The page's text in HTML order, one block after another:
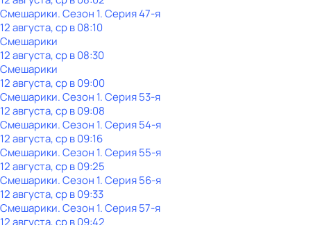
Смешарики. Сезон 1. Серия 47-я
12 августа, ср в 08:10
Смешарики
12 августа, ср в 08:30
Смешарики
12 августа, ср в 09:00
Смешарики. Сезон 1. Серия 53-я
12 августа, ср в 09:08
Смешарики. Сезон 1. Серия 54-я
12 августа, ср в 09:16
Смешарики. Сезон 1. Серия 55-я
12 августа, ср в 09:25
Смешарики. Сезон 1. Серия 56-я
12 августа, ср в 09:33
Смешарики. Сезон 1. Серия 57-я
12 августа, ср в 09:42